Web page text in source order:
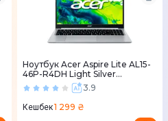
Ноутбук Acer Aspire Lite AL15-
46P-R4DH Light Silver
(NX.JXVEU.001)3.9
Кешбек1 299 ₴